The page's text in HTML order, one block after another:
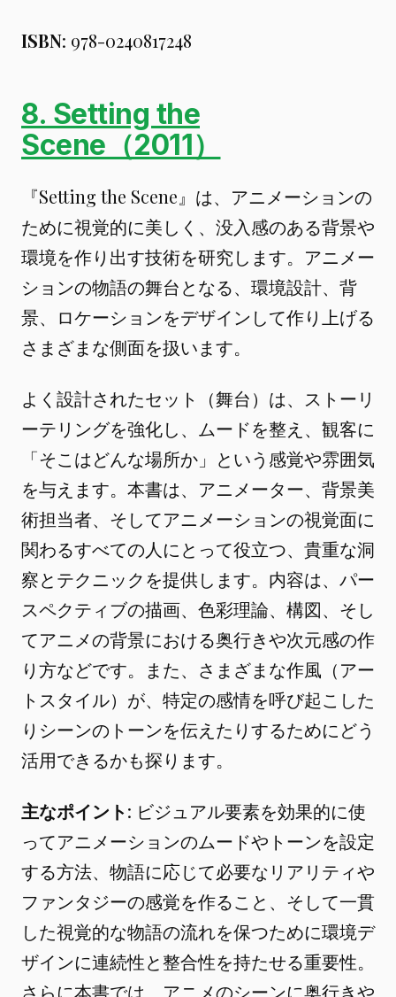
ISBN: 978-0240817248
8. Setting the
Scene（2011）
『Setting the Scene』は、アニメーションの
ために視覚的に美しく、没入感のある背景や
環境を作り出す技術を研究します。アニメー
ションの物語の舞台となる、環境設計、背
景、ロケーションをデザインして作り上げる
さまざまな側面を扱います。
よく設計されたセット（舞台）は、ストーリ
ーテリングを強化し、ムードを整え、観客に
「そこはどんな場所か」という感覚や雰囲気
を与えます。本書は、アニメーター、背景美
術担当者、そしてアニメーションの視覚面に
関わるすべての人にとって役立つ、貴重な洞
察とテクニックを提供します。内容は、パー
スペクティブの描画、色彩理論、構図、そし
てアニメの背景における奥行きや次元感の作
り方などです。また、さまざまな作風（アー
トスタイル）が、特定の感情を呼び起こした
りシーンのトーンを伝えたりするためにどう
活用できるかも探ります。
主なポイント: ビジュアル要素を効果的に使
ってアニメーションのムードやトーンを設定
する方法、物語に応じて必要なリアリティや
ファンタジーの感覚を作ること、そして一貫
した視覚的な物語の流れを保つために環境デ
ザインに連続性と整合性を持たせる重要性。
さらに本書では、アニメのシーンに奥行きや